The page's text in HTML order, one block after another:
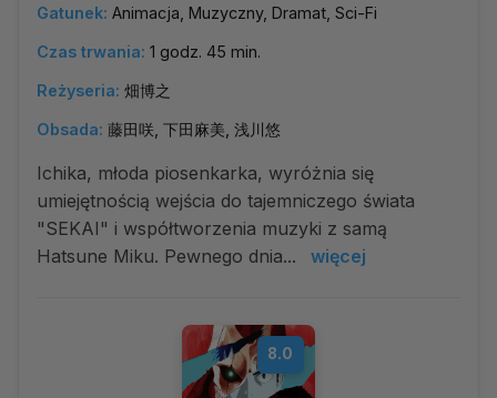
Gatunek: Animacja, Muzyczny, Dramat, Sci-Fi
Czas trwania: 1 godz. 45 min.
Reżyseria: 畑博之
Obsada: 藤田咲, 下田麻美, 浅川悠
Ichika, młoda piosenkarka, wyróżnia się
umiejętnością wejścia do tajemniczego świata
"SEKAI" i współtworzenia muzyki z samą
Hatsune Miku. Pewnego dnia...
więcej
8.0